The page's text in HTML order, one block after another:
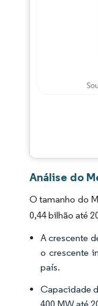
Análise do
O tamanho do
0,44 bilhão até
A crescente
o crescente
país.
Capacidade